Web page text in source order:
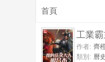
首頁
工業
作者: 齊
類別: 曆